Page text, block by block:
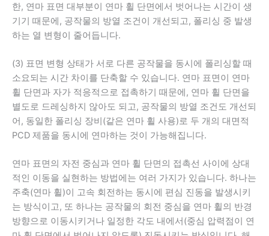
한, 연마 표면 대부분이 연마 휠 단면에서 벗어나는 시간이 생
기기 때문에, 공작물의 방열 조건이 개선되고, 폴리싱 중 발생
하는 열 변형이 줄어듭니다.
(3) 표면 변형 상태가 서로 다른 공작물을 동시에 폴리싱할 때
소요되는 시간 차이를 단축할 수 있습니다. 연마 표면이 연마
휠 단면과 자가 적응적으로 접촉하기 때문에, 연마 휠 단면을
별도로 드레싱하지 않아도 되고, 공작물의 방열 조건도 개선되
어, 동일한 폴리싱 장비(같은 연마 휠 사용)로 두 개의 대면적
PCD 제품을 동시에 연마하는 것이 가능해집니다.
연마 표면의 자전 중심과 연마 휠 단면의 접촉선 사이에 상대
적인 이동을 실현하는 방법에는 여러 가지가 있습니다. 하나는
주축(연마 휠)이 고속 회전하는 동시에 편심 진동을 발생시키
는 방식이고, 또 하나는 공작물의 회전 중심을 연마 휠의 반경
방향으로 이동시키거나 일정한 각도 내에서(중심 압력점이 연